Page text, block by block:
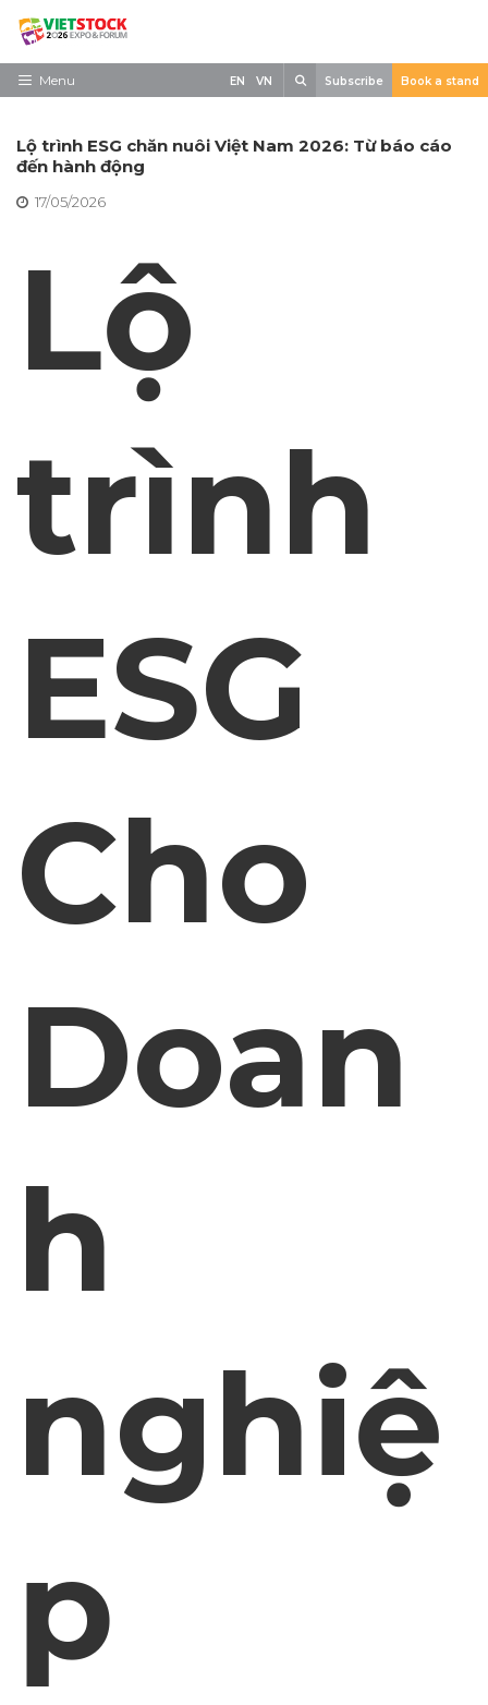
Skip
contentMenu
Về triển lãm
Trưng Bày
EN VN Subscribe Book a stand
Lộ trình ESG chăn nuôi Việt Nam 2026: Từ báo cáo
đến hành động
17/05/2026
Lộ
trình
ESG
Cho
Doan
h
nghiệ
p